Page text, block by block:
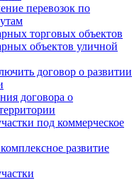
перевозок по
торговых объектов
объектов уличной
договор о развитии
договора о
под коммерческое
развитие